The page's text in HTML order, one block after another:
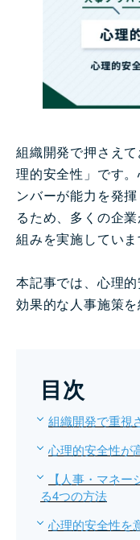
組織開発で押さえ
理的安全性」です
ンバーが能力を発
るため、多くの企
組みを実施していま
本記事では、心理
効果的な人事施策を
目次
組織開発で重視
心理的安全性が
【人事・マネ
る4つの方法
心理的安全性を